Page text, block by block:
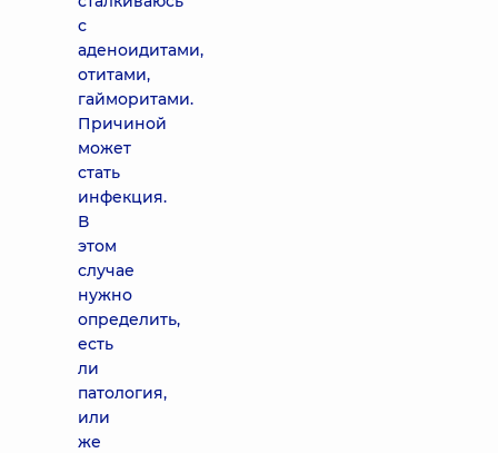
с
аденоидитами,
отитами,
гайморитами.
Причиной
может
стать
инфекция.
В
этом
случае
нужно
определить,
есть
ли
патология,
или
же